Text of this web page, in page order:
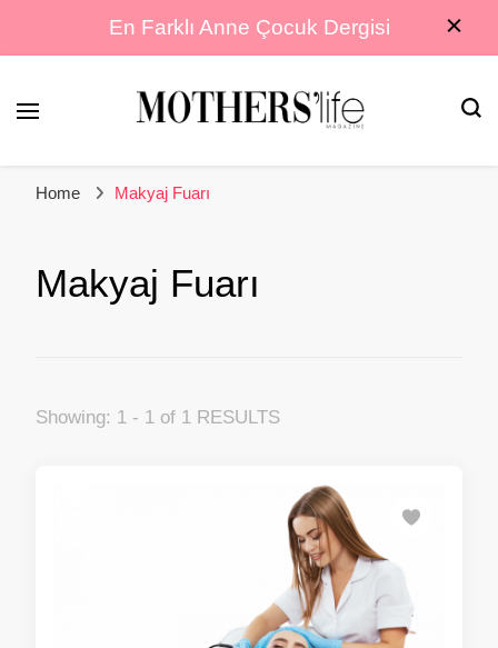
En Farklı Anne Çocuk Dergisi
Mothers Life
Home Makyaj Fuarı
Makyaj Fuarı
Showing: 1 - 1 of 1 RESULTS